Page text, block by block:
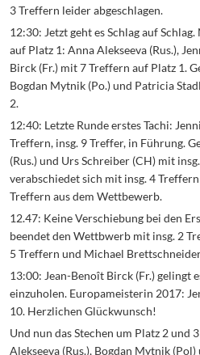
3 Treffern leider abgeschlagen.
12:30: Jetzt geht es Schlag auf
auf Platz 1: Anna Alekseeva (Rus.),
Birck (Fr.) mit 7 Treffern auf Platz 1.
Bogdan Mytnik (Po.) und Patricia
2.
12:40: Letzte Runde erstes Tachi:
Treffern, insg. 9 Treffer, in Führung.
(Rus.) und Urs Schreiber (CH) mit
verabschiedet sich mit insg. 4
Treffern aus dem Wettbewerb.
12.47: Keine Verschiebung bei den
beendet den Wettbwerb mit insg. 2
5 Treffern und Michael
13:00: Jean-Benoît Birck (Fr.) gelingt
einzuholen. Europameisterin 2017:
10. Herzlichen Glückwunsch!
Und nun das Stechen um Platz 2 und
Alekseeva (Rus.), Bogdan Mytnik